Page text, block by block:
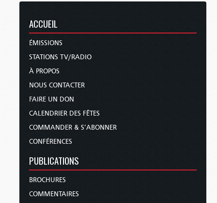
ACCUEIL
ÉMISSIONS
STATIONS TV/RADIO
À PROPOS
NOUS CONTACTER
FAIRE UN DON
CALENDRIER DES FÊTES
COMMANDER & S’ABONNER
CONFÉRENCES
PUBLICATIONS
BROCHURES
COMMENTAIRES